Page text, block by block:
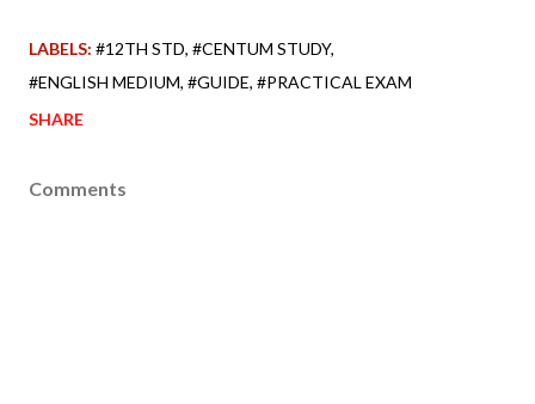
LABELS: #12TH STD #CENTUM STUDY
#ENGLISH MEDIUM #GUIDE #PRACTICAL EXAM
SHARE
Comments